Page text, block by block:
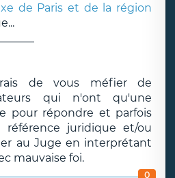
de Paris et de la région
de vous méfier de
qui n'ont qu'une
pour répondre et parfois
référence juridique et/ou
au Juge en interprétant
mauvaise foi.
0